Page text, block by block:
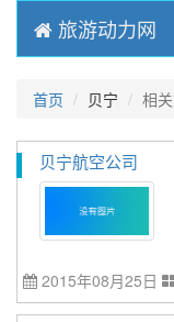
旅游动力网
首页 贝宁 相
贝宁航空公司
2015年08月25日